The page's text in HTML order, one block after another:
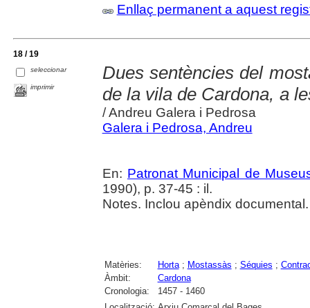
Enllaç permanent a aquest
18 / 19
seleccionar
imprimir
Dues sentències del
de la vila de Cardona, a
/ Andreu Galera i Pedrosa
Galera i Pedrosa, Andreu
En: Patronat Municipal de
1990), p. 37-45 : il.
Notes. Inclou apèndix documental.
Matèries: Horta; Mostassàs ; Séquies ;
Àmbit:
Cardona
Cronologia:
1457 - 1460